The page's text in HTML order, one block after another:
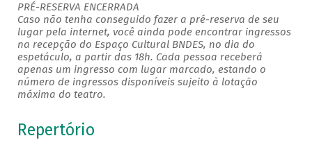
PRÉ-RESERVA ENCERRADA
Caso não tenha conseguido fazer a pré-reserva de seu
lugar pela internet, você ainda pode encontrar ingressos
na recepção do Espaço Cultural BNDES, no dia do
espetáculo, a partir das 18h. Cada pessoa receberá
apenas um ingresso com lugar marcado, estando o
número de ingressos disponíveis sujeito à lotação
máxima do teatro.
Repertório